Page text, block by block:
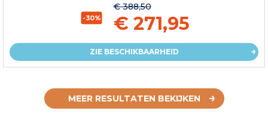
-30%
€ 388,50
€ 271,95
ZIE BESCHIKBAARHEID
MEER RESULTATEN BEKIJKEN